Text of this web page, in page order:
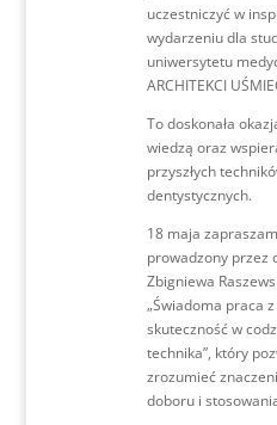
uczestniczyć w
wydarzeniu dla
uniwersytetu
ARCHITEKCI
To doskonała
wiedzą oraz
przyszłych
dentystycznych.
18 maja
prowadzony przez
Zbigniewa
„Świadoma praca
skuteczność w
technika”, który
zrozumieć
doboru i